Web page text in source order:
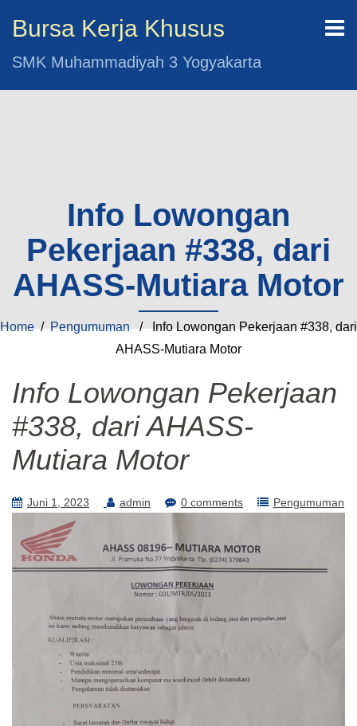
Bursa Kerja Khusus
SMK Muhammadiyah 3 Yogyakarta
Info Lowongan
Pekerjaan #338, dari
AHASS-Mutiara Motor
Home/Pengumuman/ Info Lowongan Pekerjaan #338, dari
AHASS-Mutiara Motor
Info Lowongan Pekerjaan
#338, dari AHASS-
Mutiara Motor
Juni 1, 2023 admin 0 comments Pengumuman